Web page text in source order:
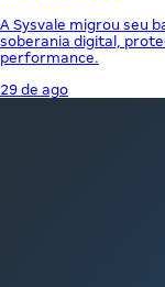
A Sysvale migrou seu
soberania digital,
performance.
29 de ago